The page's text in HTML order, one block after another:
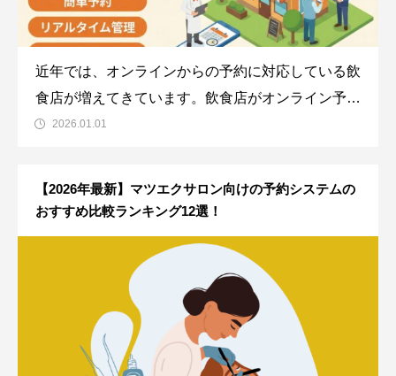
近年では、オンラインからの予約に対応している飲
食店が増えてきています。飲食店がオンライン予約
に対応するためには、予約システムの導入が必要で
ることもできます。この記事では、飲
2026.01.01
【2026年最新】マツエクサロン向けの予約システムの
おすすめ比較ランキング12選！